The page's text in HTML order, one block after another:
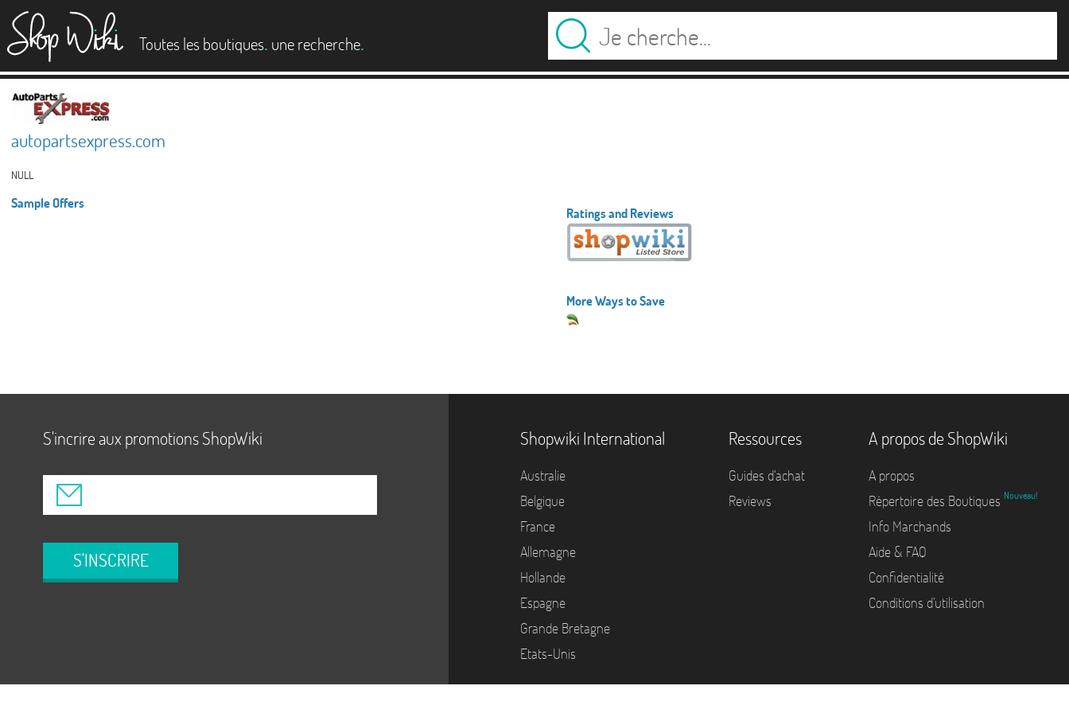
Toutes les boutiques. une recherche.
autopartsexpress.com
NULL
Sample Offers
Ratings and Reviews
More Ways to Save
S'incrire aux promotions ShopWiki
S'INSCRIRE
Shopwiki International
Australie
Belgique
France
Allemagne
Hollande
Espagne
Grande Bretagne
Etats-Unis
Ressources
Guides d'achat
Reviews
A propos de ShopWiki
A propos
Répertoire des Boutiques Nouveau!
Info Marchands
Aide & FAQ
Confidentialité
Conditions d'utilisation